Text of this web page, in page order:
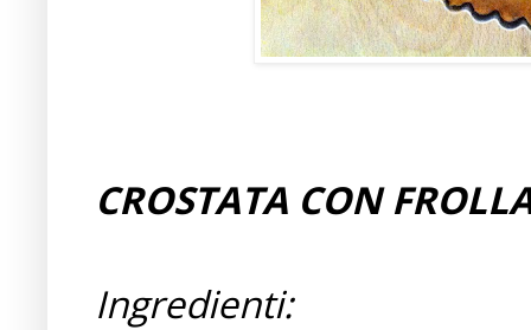
CROSTATA CON
Ingredienti: